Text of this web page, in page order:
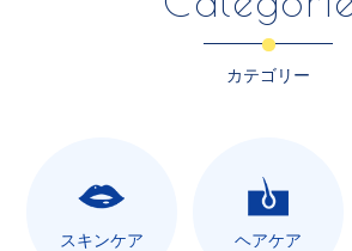
カテゴリー
スキンケア ヘアケア